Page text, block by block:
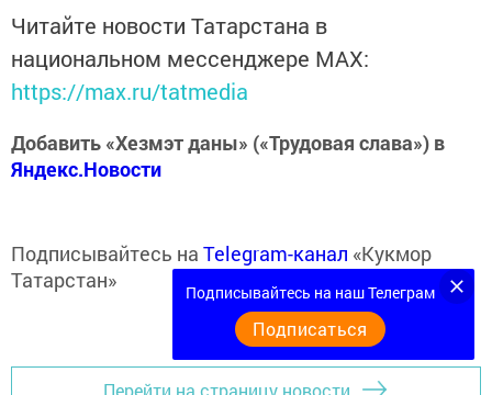
Читайте новости Татарстана в
национальном мессенджере MАХ:
https://max.ru/tatmedia
Добавить «Хезмэт даны» («Трудовая слава») в
Яндекс.Новости
Подписывайтесь на Telegram-канал «Кукмор
Татарстан»
Перейти на страницу новости
Подписывайтесь на наш Телеграм
Подписаться